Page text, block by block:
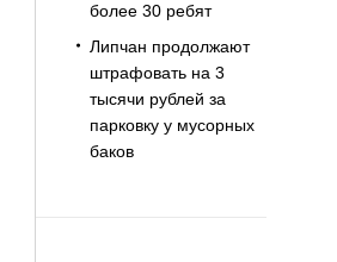
более 30 ребят
Липчан продолжают
штрафовать на 3
тысячи рублей за
парковку у мусорных
баков